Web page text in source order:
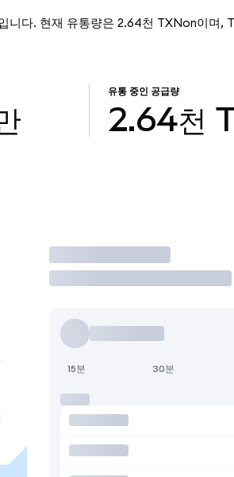
니다. 현재 유통량은 2.64천 TXNon이며,
유통 중인 공급량
2.64천
거래
15분 30분